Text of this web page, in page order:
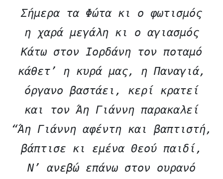
Σήμερα τα Φώτα κι ο φωτισμός
η χαρά μεγάλη κι ο αγιασμός
Κάτω στον Ιορδάνη τον ποταμό
κάθετ’ η κυρά μας, η Παναγιά,
όργανο βαστάει, κερί κρατεί
και τον Άη Γιάννη παρακαλεί
“Άη Γιάννη αφέντη και βαπτιστή,
βάπτισε κι εμένα Θεού παιδί,
Ν’ ανεβώ επάνω στον ουρανό